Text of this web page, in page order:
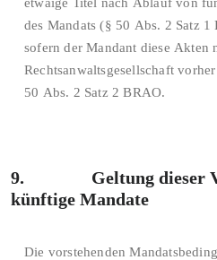
des Mandats (§ 50 Abs. 2 Satz
sofern der Mandant diese Akten
Rechtsanwaltsgesellschaft
50 Abs. 2 Satz 2 BRAO.
9. Geltung dieser
künftige Mandate
Die vorstehenden